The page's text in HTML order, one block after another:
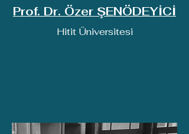
Prof. Dr. Özer ŞENÖDEYİCİ
Hitit Üniversitesi